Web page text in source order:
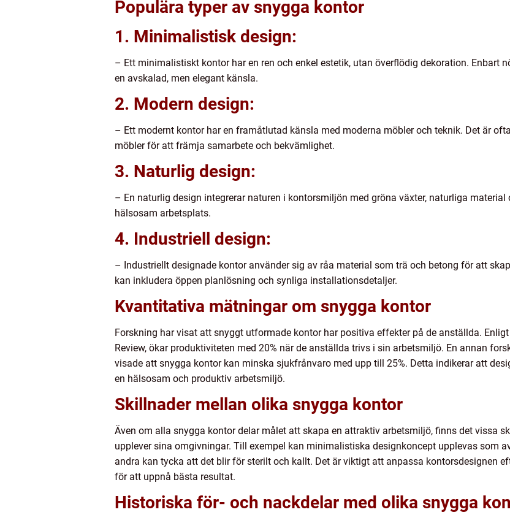
Populära typer av snygga kontor
1. Minimalistisk design:
– Ett minimalistiskt kontor har en ren och enkel estetik, utan överflödig dekoration. Enbart
en avskalad, men elegant känsla.
2. Modern design:
– Ett modernt kontor har en framåtlutad känsla med moderna möbler och teknik. Det är
möbler för att främja samarbete och bekvämlighet.
3. Naturlig design:
– En naturlig design integrerar naturen i kontorsmiljön med gröna växter, naturliga
hälsosam arbetsplats.
4. Industriell design:
– Industriellt designade kontor använder sig av råa material som trä och betong för att
kan inkludera öppen planlösning och synliga installationsdetaljer.
Kvantitativa mätningar om snygga kontor
Forskning har visat att snyggt utformade kontor har positiva effekter på de anställda.
Review, ökar produktiviteten med 20% när de anställda trivs i sin arbetsmiljö. En annan
visade att snygga kontor kan minska sjukfrånvaro med upp till 25%. Detta indikerar att
en hälsosam och produktiv arbetsmiljö.
Skillnader mellan olika snygga kontor
Även om alla snygga kontor delar målet att skapa en attraktiv arbetsmiljö, finns det vissa
upplever sina omgivningar. Till exempel kan minimalistiska designkoncept upplevas som
andra kan tycka att det blir för sterilt och kallt. Det är viktigt att anpassa kontorsdesignen
för att uppnå bästa resultat.
Historiska för- och nackdelar med olika snygga